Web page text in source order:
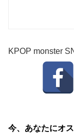
KPOP monster
今、あなたにオ